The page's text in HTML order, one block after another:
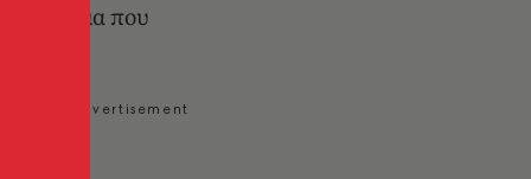
πρόβλημα που